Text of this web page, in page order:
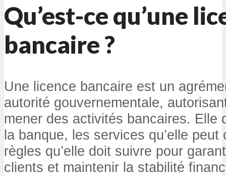
Qu’est-ce qu’une
bancaire ?
Une licence bancaire est un
autorité gouvernementale,
mener des activités bancaires. Elle
la banque, les services qu’elle
règles qu’elle doit suivre pour
clients et maintenir la stabilité